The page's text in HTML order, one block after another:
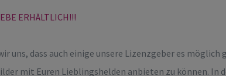
ERHÄLTLICH!!!
uns, dass auch einige unsere Lizenzgeber es möglich
mit Euren Lieblingshelden anbieten zu können. In